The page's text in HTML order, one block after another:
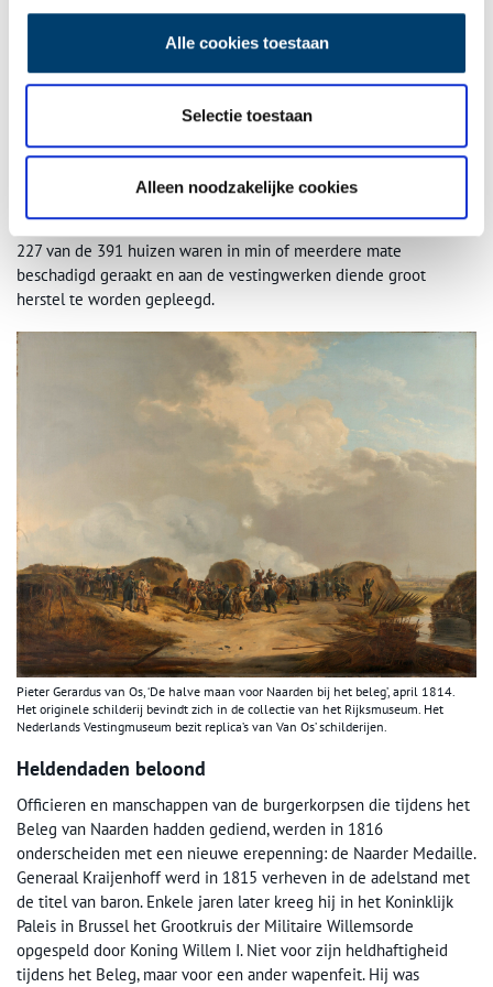
Alle cookies toestaan
Selectie toestaan
Alleen noodzakelijke cookies
Pas toen in mei de overgebleven 1100 man van de bezetting
hij af te reizen naar Haarlem, om zich daar te overtuigen van
Napoleons verlies en verbanning naar Elba. Een dag later werd de
van Nederland. Op 12 mei verlieten de Fransen Naarden en was
de vestingstad weer vrij. Na Delfzijl, dat pas op 22 mei
vrijgegeven werd, is Naarden het langst door de Fransen bezet
geweest. De schade aan de stad was dan ook groot. Welgeteld
227 van de 391 huizen waren in min of meerdere mate
beschadigd geraakt en aan de vestingwerken diende groot
herstel te worden gepleegd.
Pieter Gerardus van Os, ‘De halve maan voor Naarden bij het beleg’, april 1814.
Het originele schilderij bevindt zich in de collectie van het Rijksmuseum. Het
Nederlands Vestingmuseum bezit replica’s van Van Os’ schilderijen.
Heldendaden beloond
Officieren en manschappen van de burgerkorpsen die tijdens het
Beleg van Naarden hadden gediend, werden in 1816
onderscheiden met een nieuwe erepenning: de Naarder Medaille.
Generaal Kraijenhoff werd in 1815 verheven in de adelstand met
de titel van baron. Enkele jaren later kreeg hij in het Koninklijk
Paleis in Brussel het Grootkruis der Militaire Willemsorde
opgespeld door Koning Willem I. Niet voor zijn heldhaftigheid
tijdens het Beleg, maar voor een ander wapenfeit. Hij was